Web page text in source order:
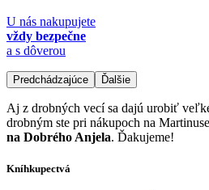
U nás nakupujete
vždy bezpečne
a s dôverou
Predchádzajúce Ďalšie
Aj z drobných vecí sa dajú urobiť
drobným ste pri nákupoch na
na Dobrého Anjela. Ďakujeme!
Kníhkupectvá